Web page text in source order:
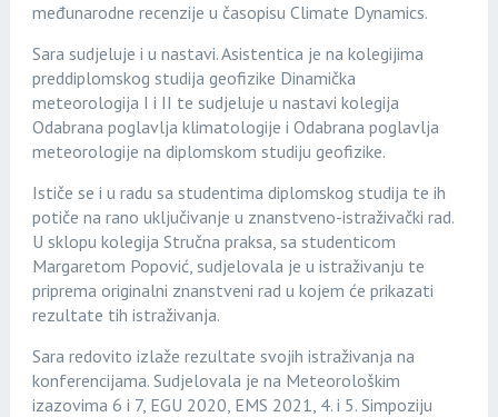
međunarodne recenzije u časopisu Climate Dynamics.
Sara sudjeluje i u nastavi. Asistentica je na kolegijima
preddiplomskog studija geofizike Dinamička
meteorologija I i II te sudjeluje u nastavi kolegija
Odabrana poglavlja klimatologije i Odabrana poglavlja
meteorologije na diplomskom studiju geofizike.
Ističe se i u radu sa studentima diplomskog studija te ih
potiče na rano uključivanje u znanstveno-istraživački rad.
U sklopu kolegija Stručna praksa, sa studenticom
Margaretom Popović, sudjelovala je u istraživanju te
priprema originalni znanstveni rad u kojem će prikazati
rezultate tih istraživanja.
Sara redovito izlaže rezultate svojih istraživanja na
konferencijama. Sudjelovala je na Meteorološkim
izazovima 6 i 7, EGU 2020, EMS 2021, 4. i 5. Simpoziju